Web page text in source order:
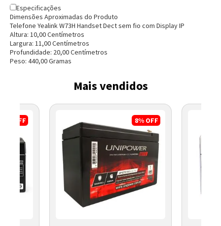
Especificações
Dimensões Aproximadas do Produto
Telefone Yealink W73H Handset Dect sem fio com Display IP
Altura: 10,00Centímetros
Largura: 11,00Centímetros
Profundidade: 20,00Centímetros
Peso: 440,00Gramas
Mais vendidos
OFF 8% OFF